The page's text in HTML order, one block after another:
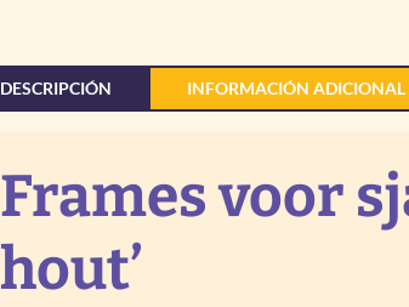
DESCRIPCIÓN INFORMACIÓN ADICIONAL
Frames voor
hout’